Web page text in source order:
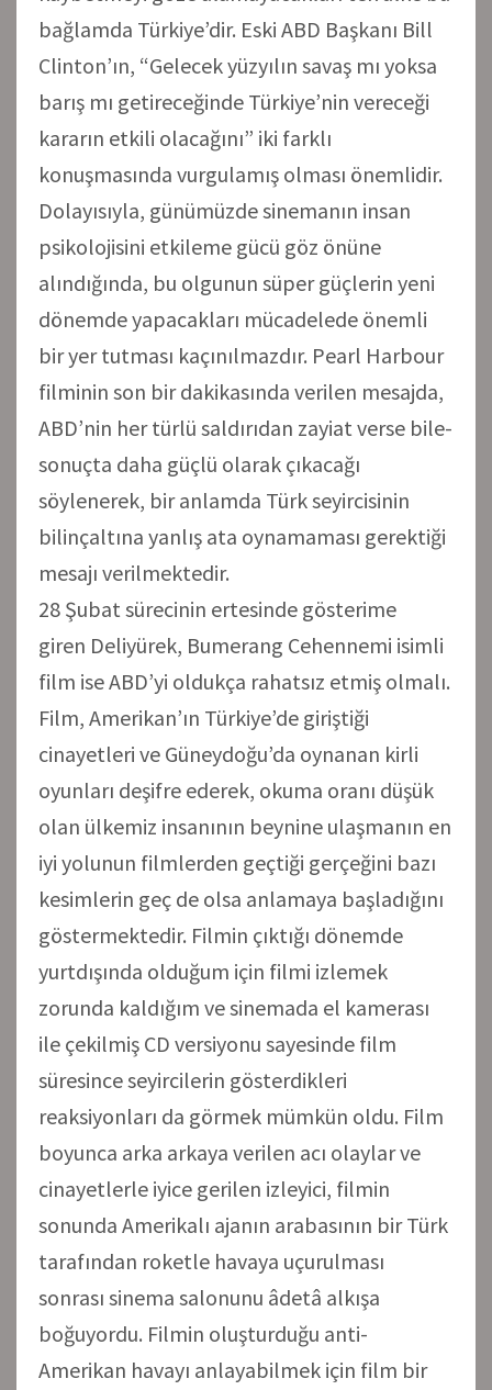
bağlamda Türkiye’dir. Eski ABD Başkanı Bill
Clinton’ın, “Gelecek yüzyılın savaş mı yoksa
barış mı getireceğinde Türkiye’nin vereceği
kararın etkili olacağını” iki farklı
konuşmasında vurgulamış olması önemlidir.
Dolayısıyla, günümüzde sinemanın insan
psikolojisini etkileme gücü göz önüne
alındığında, bu olgunun süper güçlerin yeni
dönemde yapacakları mücadelede önemli
bir yer tutması kaçınılmazdır. Pearl Harbour
filminin son bir dakikasında verilen mesajda,
ABD’nin her türlü saldırıdan zayiat verse bile-
sonuçta daha güçlü olarak çıkacağı
söylenerek, bir anlamda Türk seyircisinin
bilinçaltına yanlış ata oynamaması gerektiği
mesajı verilmektedir.
28 Şubat sürecinin ertesinde gösterime
giren Deliyürek, Bumerang Cehennemi isimli
film ise ABD’yi oldukça rahatsız etmiş olmalı.
Film, Amerikan’ın Türkiye’de giriştiği
cinayetleri ve Güneydoğu’da oynanan kirli
oyunları deşifre ederek, okuma oranı düşük
olan ülkemiz insanının beynine ulaşmanın en
iyi yolunun filmlerden geçtiği gerçeğini bazı
kesimlerin geç de olsa anlamaya başladığını
göstermektedir. Filmin çıktığı dönemde
yurtdışında olduğum için filmi izlemek
zorunda kaldığım ve sinemada el kamerası
ile çekilmiş CD versiyonu sayesinde film
süresince seyircilerin gösterdikleri
reaksiyonları da görmek mümkün oldu. Film
boyunca arka arkaya verilen acı olaylar ve
cinayetlerle iyice gerilen izleyici, filmin
sonunda Amerikalı ajanın arabasının bir Türk
tarafından roketle havaya uçurulması
sonrası sinema salonunu âdetâ alkışa
boğuyordu. Filmin oluşturduğu anti-
Amerikan havayı anlayabilmek için film bir